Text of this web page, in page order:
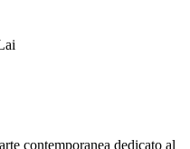
contemporanea dedicato al